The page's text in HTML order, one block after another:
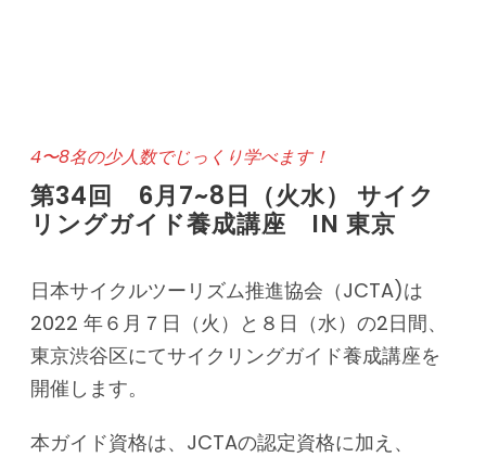
4〜8名の少人数でじっくり学べます！
第34回 6月7~8日（火水） サイク
リングガイド養成講座 IN 東京
日本サイクルツーリズム推進協会（JCTA)は
2022 年６月７日（火）と８日（水）の2日間、
東京渋谷区にてサイクリングガイド養成講座を
開催します。
本ガイド資格は、JCTAの認定資格に加え、